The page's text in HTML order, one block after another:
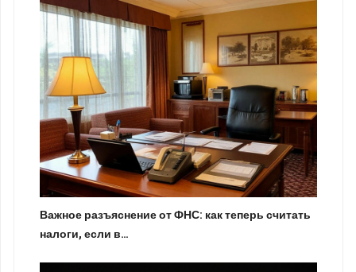
Важное разъяснение от ФНС: как теперь считать
налоги, если в…